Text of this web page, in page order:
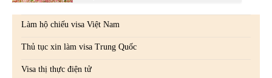
Làm hộ chiếu visa Việt Nam
Thủ tục xin làm visa Trung Quốc
Visa thị thực điện tử